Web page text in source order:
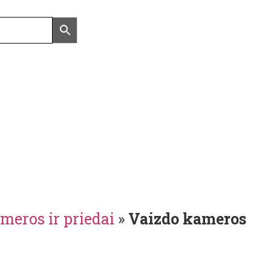
ir priedai » Vaizdo kameros